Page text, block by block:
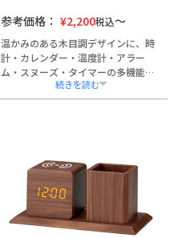
参考価格： ¥2,200税込
温かみのある木目調デザインに、時
計・カレンダー・温度計・アラー
ム・スヌーズ・タイマーの多機能を
備えたペンスタンド一体型の実用的
なデスクアイテムです。
えています。
名入れやロゴ加工が可能なため、創
立記念品や表彰記念、ノベルティと
しても幅広くご活用いただけます。
熨斗・ラッピング対応。